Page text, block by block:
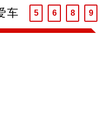
车
5
6
6
7
8
9
9